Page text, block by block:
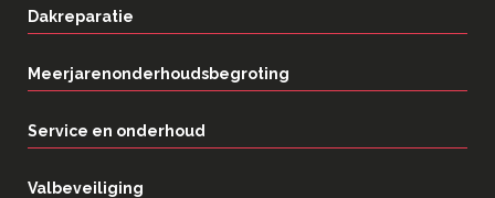
Dakreparatie
Meerjarenonderhoudsbegroting
Service en onderhoud
Valbeveiliging